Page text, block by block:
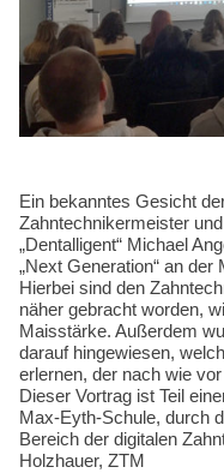
Kompetenzen
Ein bekanntes Gesicht
Zahntechnikermeister
„Dentalligent“ Michael
„Next Generation“ an der
Hierbei sind den
näher gebracht worden,
Maisstärke. Außerdem
darauf hingewiesen,
erlernen, der nach wie
Dieser Vortrag ist Teil
Max-Eyth-Schule, durch
Bereich der digitalen
Holzhauer, ZTM